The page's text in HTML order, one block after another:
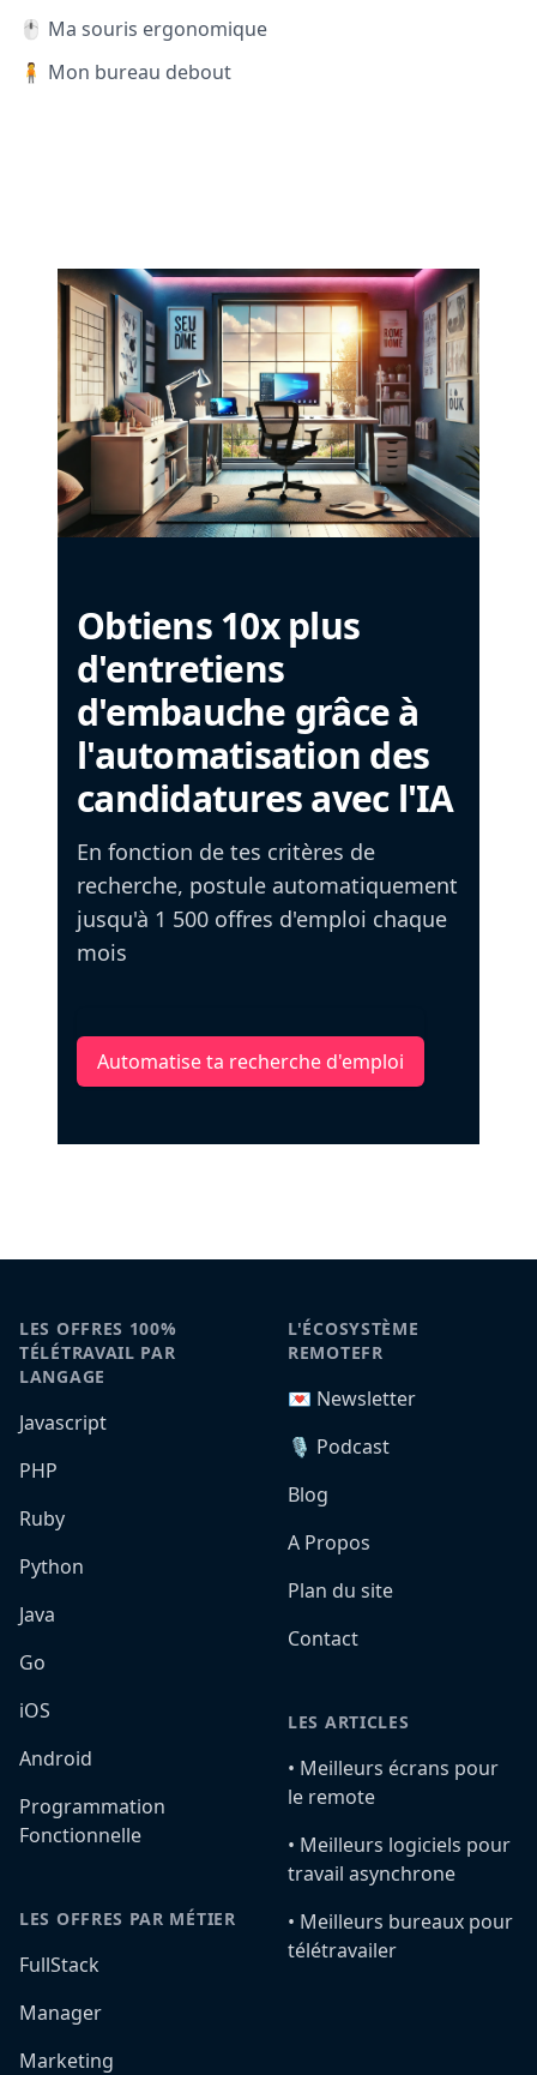
🖱️ Ma souris ergonomique
🧍 Mon bureau debout
Obtiens 10x plus
d'entretiens
d'embauche grâce à
l'automatisation des
candidatures avec l'IA
En fonction de tes critères de
recherche, postule automatiquement
jusqu'à 1 500 offres d'emploi chaque
mois
Automatise ta recherche d'emploi
LES OFFRES 100%
TÉLÉTRAVAIL PAR
LANGAGE
Javascript
PHP
Ruby
Python
Java
Go
iOS
Android
Programmation
Fonctionnelle
LES OFFRES PAR MÉTIER
FullStack
Manager
Marketing
L'ÉCOSYSTÈME
REMOTEFR
💌 Newsletter
🎙️ Podcast
Blog
A Propos
Plan du site
Contact
LES ARTICLES
•️ Meilleurs écrans pour
le remote
•️ Meilleurs logiciels pour
travail asynchrone
•️ Meilleurs bureaux pour
télétravailer